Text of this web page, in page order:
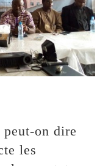
on dire
les